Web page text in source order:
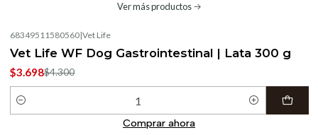
Ver más productos
68349511580560|Vet Life
Vet Life WF Dog Gastrointestinal | Lata 300 g
$3.698$4.300
Cantidad
Comprar ahora